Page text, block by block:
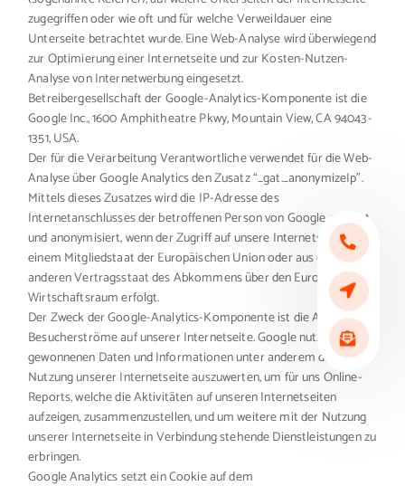
zugegriffen oder wie oft und für welche Verweildauer eine
Unterseite betrachtet wurde. Eine Web-Analyse wird überwiegend
zur Optimierung einer Internetseite und zur Kosten-Nutzen-
Analyse von Internetwerbung eingesetzt.
Betreibergesellschaft der Google-Analytics-Komponente ist die
Google Inc., 1600 Amphitheatre Pkwy, Mountain View, CA 94043-
1351, USA.
Der für die Verarbeitung Verantwortliche verwendet für die Web-
Analyse über Google Analytics den Zusatz “_gat._anonymizeIp”.
Mittels dieses Zusatzes wird die IP-Adresse des
Internetanschlusses der betroffenen Person von Google gekürzt
und anonymisiert, wenn der Zugriff auf unsere Internetseiten aus
einem Mitgliedstaat der Europäischen Union oder aus einem
anderen Vertragsstaat des Abkommens über den Europäischen
Wirtschaftsraum erfolgt.
Der Zweck der Google-Analytics-Komponente ist die Analyse der
Besucherströme auf unserer Internetseite. Google nutzt die
gewonnenen Daten und Informationen unter anderem dazu, die
Nutzung unserer Internetseite auszuwerten, um für uns Online-
Reports, welche die Aktivitäten auf unseren Internetseiten
aufzeigen, zusammenzustellen, und um weitere mit der Nutzung
unserer Internetseite in Verbindung stehende Dienstleistungen zu
erbringen.
Google Analytics setzt ein Cookie auf dem